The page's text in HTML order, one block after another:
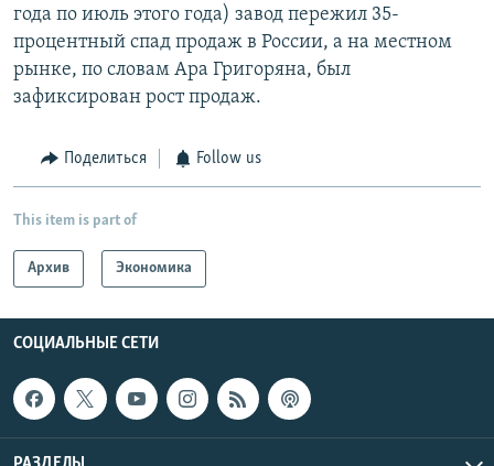
года по июль этого года) завод пережил 35-
процентный спад продаж в России, а на местном
рынке, по словам Ара Григоряна, был
зафиксирован рост продаж.
Поделиться Follow us
This item is part of
Архив Экономика
СОЦИАЛЬНЫЕ СЕТИ